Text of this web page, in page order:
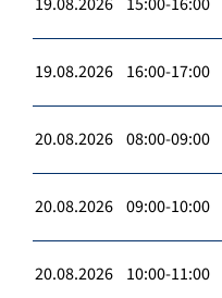
19.08.2026 16:00-17:00
20.08.2026 08:00-09:00
20.08.2026 09:00-10:00
20.08.2026 10:00-11:00